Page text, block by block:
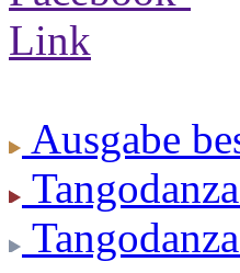
Ausgabe
Tangodanza
Tangodanza